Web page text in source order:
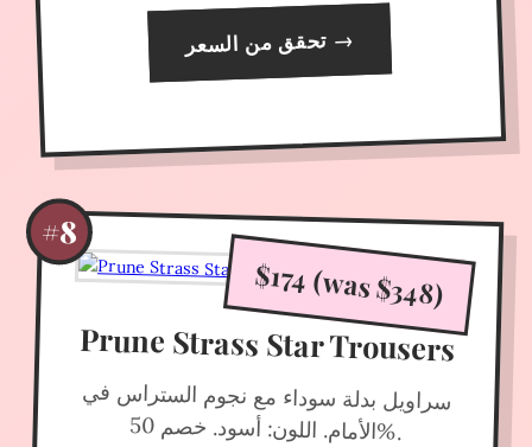
تحقق من السعر →
#8
$174 (was $348)
Prune Strass Star Trousers
سراويل بدلة سوداء مع نجوم الستراس في
الأمام. اللون: أسود. خصم 50 %.